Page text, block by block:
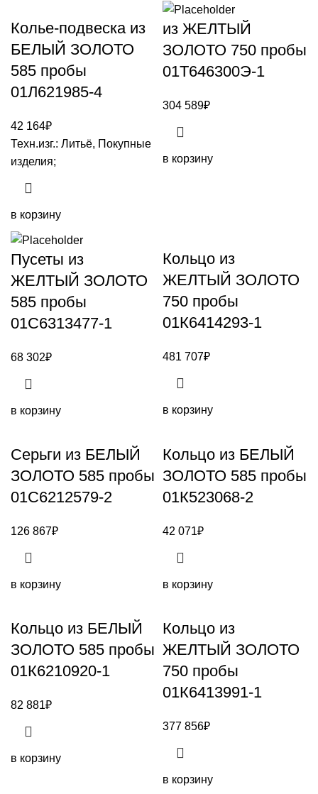
Колье-подвеска из
БЕЛЫЙ ЗОЛОТО
585 пробы
01Л621985-4
42 164₽
Техн.изг.: Литьё, Покупные
изделия;
в корзину
из ЖЕЛТЫЙ
ЗОЛОТО 750 пробы
01Т646300Э-1
304 589₽
в корзину
Пусеты из
ЖЕЛТЫЙ ЗОЛОТО
585 пробы
01С6313477-1
68 302₽
в корзину
Кольцо из
ЖЕЛТЫЙ ЗОЛОТО
750 пробы
01К6414293-1
481 707₽
в корзину
Серьги из БЕЛЫЙ
ЗОЛОТО 585 пробы
01С6212579-2
126 867₽
в корзину
Кольцо из БЕЛЫЙ
ЗОЛОТО 585 пробы
01К523068-2
42 071₽
в корзину
Кольцо из БЕЛЫЙ
ЗОЛОТО 585 пробы
01К6210920-1
82 881₽
в корзину
Кольцо из
ЖЕЛТЫЙ ЗОЛОТО
750 пробы
01К6413991-1
377 856₽
в корзину